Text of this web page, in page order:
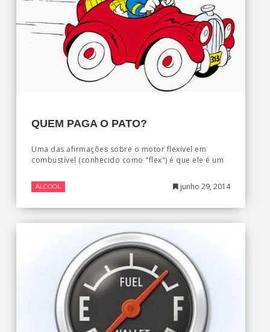
QUEM PAGA O PATO?
Uma das afirmações sobre o motor flexível em
combustível (conhecido como "flex") é que ele é um
ÁLCOOL junho 29, 2014